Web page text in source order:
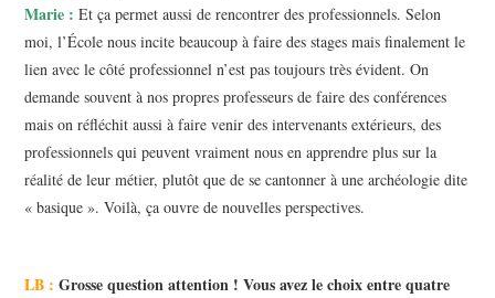
Marie : Et ça permet aussi de rencontrer des professionnels. Selon
moi, l’École nous incite beaucoup à faire des stages mais finalement le
lien avec le côté professionnel n’est pas toujours très évident. On
demande souvent à nos propres professeurs de faire des conférences
mais on réfléchit aussi à faire venir des intervenants extérieurs, des
professionnels qui peuvent vraiment nous en apprendre plus sur la
réalité de leur métier, plutôt que de se cantonner à une archéologie dite
« basique ». Voilà, ça ouvre de nouvelles perspectives.
LB : Grosse question attention ! Vous avez le choix entre quatre